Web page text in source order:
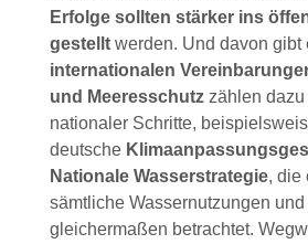
Erfolge sollten stärker ins
gestelltwerden. Und davon gibt
internationalen
und Meeresschutz zählen
nationaler Schritte,
deutsche
Nationale Wasserstrategie, die
sämtliche Wassernutzungen
gleichermaßen betrachtet.